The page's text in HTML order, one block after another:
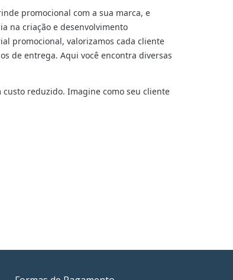
promocional com a sua marca, e
na criação e desenvolvimento
promocional, valorizamos cada cliente
de entrega. Aqui você encontra diversas
reduzido. Imagine como seu cliente